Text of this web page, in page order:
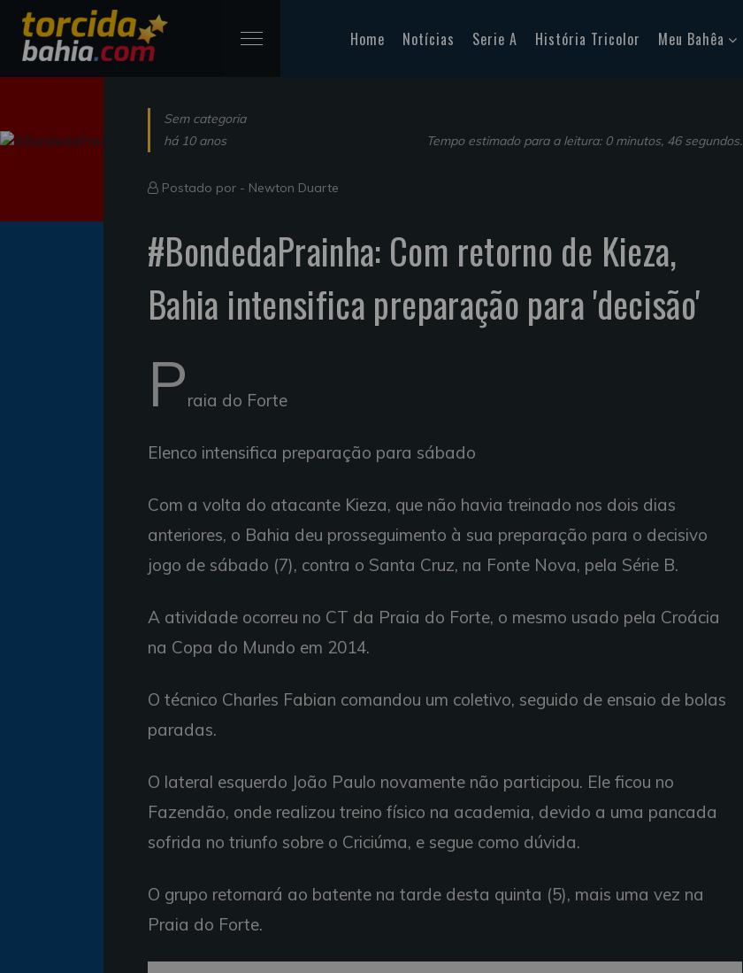
Home Notícias Serie A História Tricolor Meu Bahêa
Sem categoria
há 10 anos
Tempo estimado para a leitura: 0 minutos, 46 segundos.
Postado por - Newton Duarte
#BondedaPrainha: Com retorno de Kieza,
Bahia intensifica preparação para 'decisão'
Praia do Forte
Elenco intensifica preparação para sábado
Com a volta do atacante Kieza, que não havia treinado nos dois dias
anteriores, o Bahia deu prosseguimento à sua preparação para o decisivo
jogo de sábado (7), contra o Santa Cruz, na Fonte Nova, pela Série B.
A atividade ocorreu no CT da Praia do Forte, o mesmo usado pela Croácia
na Copa do Mundo em 2014.
O técnico Charles Fabian comandou um coletivo, seguido de ensaio de bolas
paradas.
O lateral esquerdo João Paulo novamente não participou. Ele ficou no
Fazendão, onde realizou treino físico na academia, devido a uma pancada
sofrida no triunfo sobre o Criciúma, e segue como dúvida.
O grupo retornará ao batente na tarde desta quinta (5), mais uma vez na
Praia do Forte.